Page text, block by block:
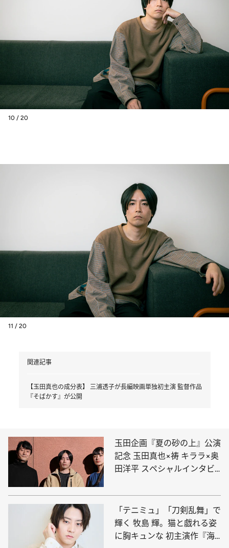
10 / 20
11 / 20
関連記事
【玉田真也の成分表】 三浦透子が長編映画単独初主演 監督作品
『そばかす』が公開
玉田企画『夏の砂の上』公演
記念 玉田真也×祷 キララ×奥
田洋平 スペシャルインタビ
「テニミュ」「刀剣乱舞」で
輝く 牧島 輝。猫と戯れる姿
に胸キュンな 初主演作『海